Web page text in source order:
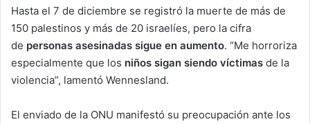
Hasta el 7 de diciembre se registró la muerte de más de
150 palestinos y más de 20 israelíes, pero la cifra
de personas asesinadas sigue en aumento. “Me horroriza
especialmente que los niños sigan siendo víctimas de la
violencia”, lamentó Wennesland.
El enviado de la ONU manifestó su preocupación ante los